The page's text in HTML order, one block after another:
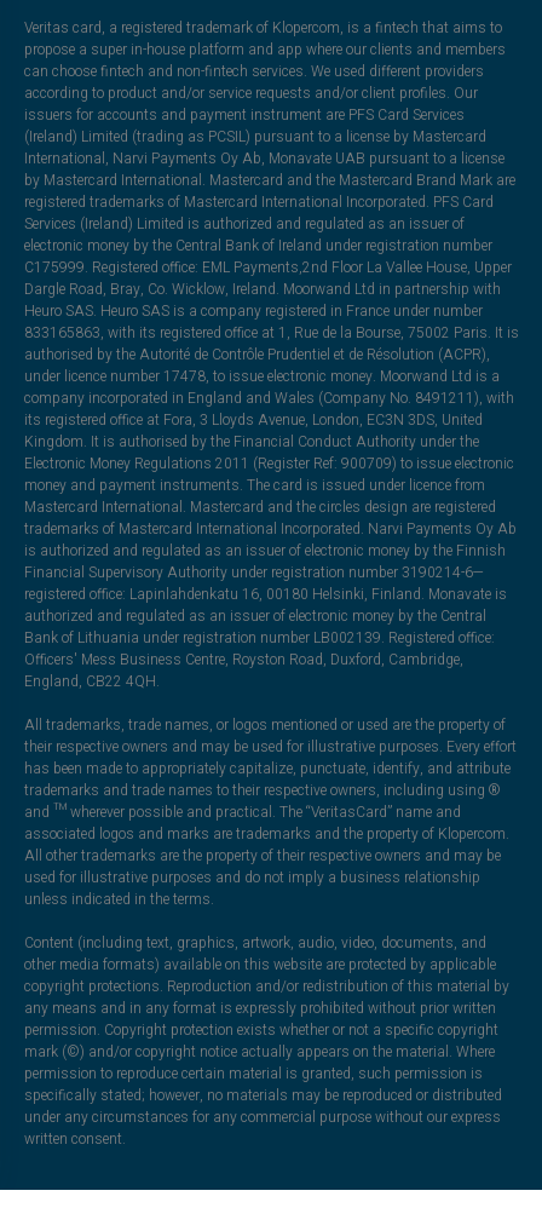
Veritas card, a registered trademark of Klopercom, is a fintech that aims to
propose a super in-house platform and app where our clients and members
can choose fintech and non-fintech services. We used different providers
according to product and/or service requests and/or client profiles. Our
issuers for accounts and payment instrument are PFS Card Services
(Ireland) Limited (trading as PCSIL) pursuant to a license by Mastercard
International, Narvi Payments Oy Ab, Monavate UAB pursuant to a license
by Mastercard International. Mastercard and the Mastercard Brand Mark are
registered trademarks of Mastercard International Incorporated. PFS Card
Services (Ireland) Limited is authorized and regulated as an issuer of
electronic money by the Central Bank of Ireland under registration number
C175999. Registered office: EML Payments,2nd Floor La Vallee House, Upper
Dargle Road, Bray, Co. Wicklow, Ireland. Moorwand Ltd in partnership with
Heuro SAS. Heuro SAS is a company registered in France under number
833165863, with its registered office at 1, Rue de la Bourse, 75002 Paris. It is
authorised by the Autorité de Contrôle Prudentiel et de Résolution (ACPR),
under licence number 17478, to issue electronic money. Moorwand Ltd is a
company incorporated in England and Wales (Company No. 8491211), with
its registered office at Fora, 3 Lloyds Avenue, London, EC3N 3DS, United
Kingdom. It is authorised by the Financial Conduct Authority under the
Electronic Money Regulations 2011 (Register Ref: 900709) to issue electronic
money and payment instruments. The card is issued under licence from
Mastercard International. Mastercard and the circles design are registered
trademarks of Mastercard International Incorporated. Narvi Payments Oy Ab
is authorized and regulated as an issuer of electronic money by the Finnish
Financial Supervisory Authority under registration number 3190214-6—
registered office: Lapinlahdenkatu 16, 00180 Helsinki, Finland. Monavate is
authorized and regulated as an issuer of electronic money by the Central
Bank of Lithuania under registration number LB002139. Registered office:
Officers' Mess Business Centre, Royston Road, Duxford, Cambridge,
England, CB22 4QH.
All trademarks, trade names, or logos mentioned or used are the property of
their respective owners and may be used for illustrative purposes. Every effort
has been made to appropriately capitalize, punctuate, identify, and attribute
trademarks and trade names to their respective owners, including using ®
and ™ wherever possible and practical. The “VeritasCard” name and
associated logos and marks are trademarks and the property of Klopercom.
All other trademarks are the property of their respective owners and may be
used for illustrative purposes and do not imply a business relationship
unless indicated in the terms.
Content (including text, graphics, artwork, audio, video, documents, and
other media formats) available on this website are protected by applicable
copyright protections. Reproduction and/or redistribution of this material by
any means and in any format is expressly prohibited without prior written
permission. Copyright protection exists whether or not a specific copyright
mark (©) and/or copyright notice actually appears on the material. Where
permission to reproduce certain material is granted, such permission is
specifically stated; however, no materials may be reproduced or distributed
under any circumstances for any commercial purpose without our express
written consent.